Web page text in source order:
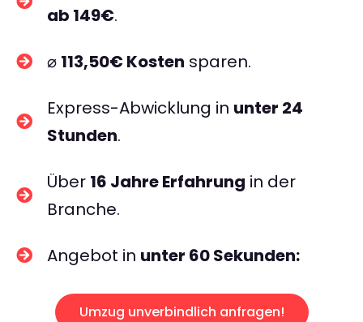
ab 149€.
⌀ 113,50€ Kosten sparen.
Express-Abwicklung in unter 24
Stunden.
Über 16 Jahre Erfahrung in der
Branche.
Angebot in unter 60 Sekunden:
Umzug unverbindlich anfragen!